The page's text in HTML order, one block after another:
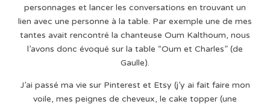
personnages et lancer les conversations en trouvant un
lien avec une personne à la table. Par exemple une de mes
tantes avait rencontré la chanteuse Oum Kalthoum, nous
l’avons donc évoqué sur la table “Oum et Charles” (de
Gaulle).
J’ai passé ma vie sur Pinterest et Etsy (j’y ai fait faire mon
voile, mes peignes de cheveux, le cake topper (une